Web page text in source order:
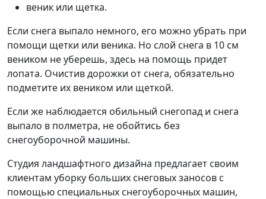
веник или щетка.
Если снега выпало немного, его можно убрать при
помощи щетки или веника. Но слой снега в 10 см
веником не уберешь, здесь на помощь придет
лопата. Очистив дорожки от снега, обязательно
подметите их веником или щеткой.
Если же наблюдается обильный снегопад и снега
выпало в полметра, не обойтись без
снегоуборочной машины.
Студия ландшафтного дизайна предлагает своим
клиентам уборку больших снеговых заносов с
помощью специальных снегоуборочных машин,